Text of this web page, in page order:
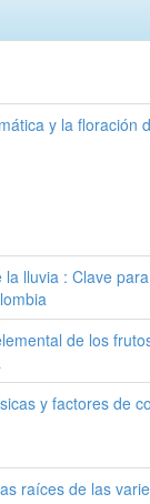
y la floración
la lluvia : Clave
de los
y factores de
raíces de las